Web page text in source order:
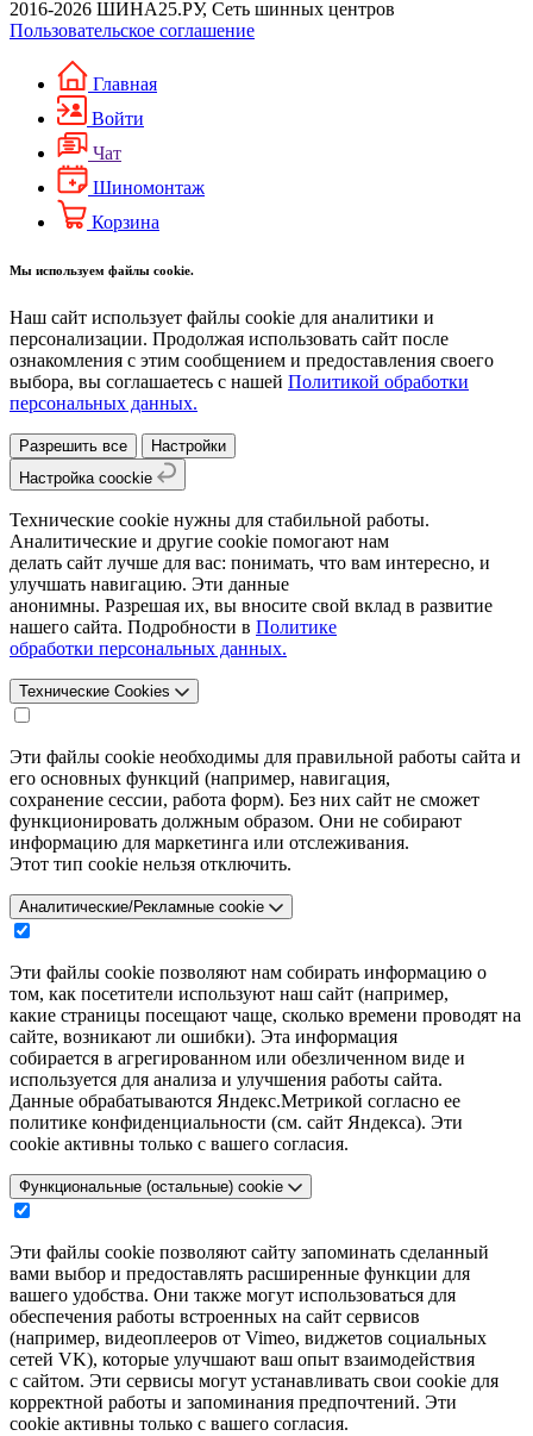
2016-2026 ШИНА25.РУ, Сеть шинных центров
Пользовательское соглашение
Главная
Войти
Чат
Шиномонтаж
Корзина
Мы используем файлы cookie.
Наш сайт использует файлы cookie для аналитики и
персонализации. Продолжая использовать сайт после
ознакомления с этим сообщением и предоставления своего
выбора, вы соглашаетесь с нашей Политикой обработки
персональных данных.
Разрешить все
Настройки
Настройка coockie
Технические cookie нужны для стабильной работы.
Аналитические и другие cookie помогают нам
делать сайт лучше для вас: понимать, что вам интересно, и
улучшать навигацию. Эти данные
анонимны. Разрешая их, вы вносите свой вклад в развитие
нашего сайта. Подробности в Политике
обработки персональных данных.
Технические Cookies
Эти файлы cookie необходимы для правильной работы сайта и
его основных функций (например, навигация,
сохранение сессии, работа форм). Без них сайт не сможет
функционировать должным образом. Они не собирают
информацию для маркетинга или отслеживания.
Этот тип cookie нельзя отключить.
Аналитические/Рекламные cookie
Эти файлы cookie позволяют нам собирать информацию о
том, как посетители используют наш сайт (например,
какие страницы посещают чаще, сколько времени проводят на
сайте, возникают ли ошибки). Эта информация
собирается в агрегированном или обезличенном виде и
используется для анализа и улучшения работы сайта.
Данные обрабатываются Яндекс.Метрикой согласно ее
политике конфиденциальности (см. сайт Яндекса). Эти
cookie активны только с вашего согласия.
Функциональные (остальные) cookie
Эти файлы cookie позволяют сайту запоминать сделанный
вами выбор и предоставлять расширенные функции для
вашего удобства. Они также могут использоваться для
обеспечения работы встроенных на сайт сервисов
(например, видеоплееров от Vimeo, виджетов социальных
сетей VK), которые улучшают ваш опыт взаимодействия
с сайтом. Эти сервисы могут устанавливать свои cookie для
корректной работы и запоминания предпочтений. Эти
cookie активны только с вашего согласия.